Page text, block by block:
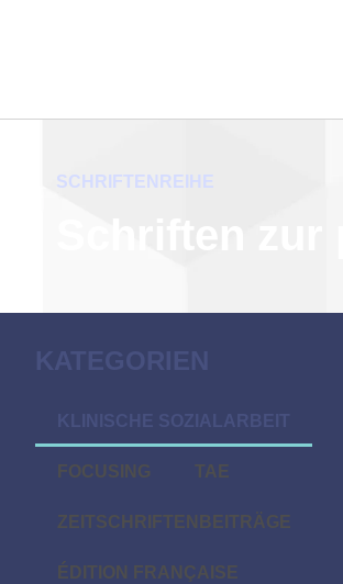
SCHRIFTENREIHE
KATEGORIEN
KLINISCHE SOZIALARBEIT
FOCUSING TAE
ZEITSCHRIFTENBEITRÄGE
ÉDITION FRANÇAISE